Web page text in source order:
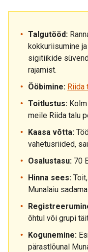
Talgutööd:
kokkuriisumine
sigitiikide
rajamist.
Ööbimine: Riida
Toitlustus:
meile Riida talu
Kaasa võtta:
vahetusriided,
Osalustasu: 70
Hinna sees:
Munalaiu
õhtul või grupi
Kogunemine:
pärastlõunal